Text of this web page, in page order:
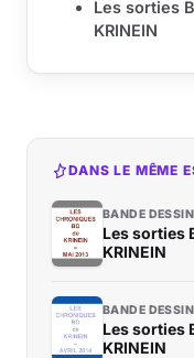
Les sorties
KRINEIN
DANS LE MÊME
BANDE
Les sorties
KRINEIN
BANDE
Les sorties
KRINEIN